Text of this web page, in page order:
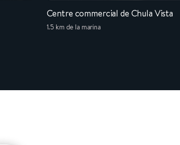
Centre commercial de Chula Vista
1.5 km de la marina